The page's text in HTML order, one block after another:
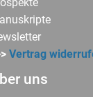
Vertrag
uns